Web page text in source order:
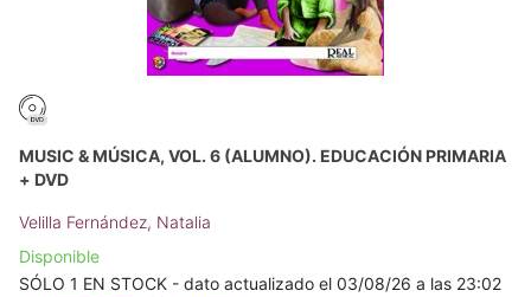
MUSIC & MÚSICA, VOL. 6 (ALUMNO). EDUCACIÓN PRIMARIA
+ DVD
Velilla Fernández, Natalia
Disponible
SÓLO 1 EN STOCK - dato actualizado el 03/08/26 a las 23:02